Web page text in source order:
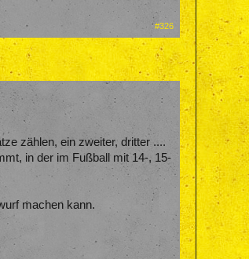
#326
zählen, ein zweiter, dritter ....
in der im Fußball mit 14-, 15-
machen kann.